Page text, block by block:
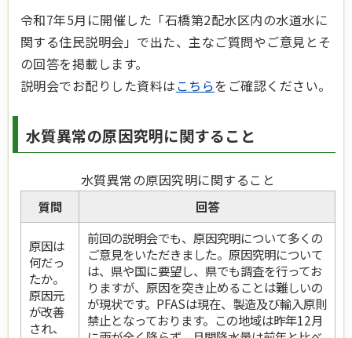
令和7年5月に開催した「石橋第2配水区内の水道水に
関する住民説明会」で出た、主なご質問やご意見とそ
の回答を掲載します。
説明会でお配りした資料はこちらをご確認ください。
水質異常の原因究明に関すること
水質異常の原因究明に関すること
質問 回答
原因は
何だっ
たか。
原因元
が改善
され、
前回の説明会でも、原因究明について多くの
ご意見をいただきました。原因究明について
は、県や国に要望し、県でも調査を行ってお
りますが、原因を突き止めることは難しいの
が現状です。PFASは現在、製造及び輸入原則
禁止となっております。この地域は昨年12月